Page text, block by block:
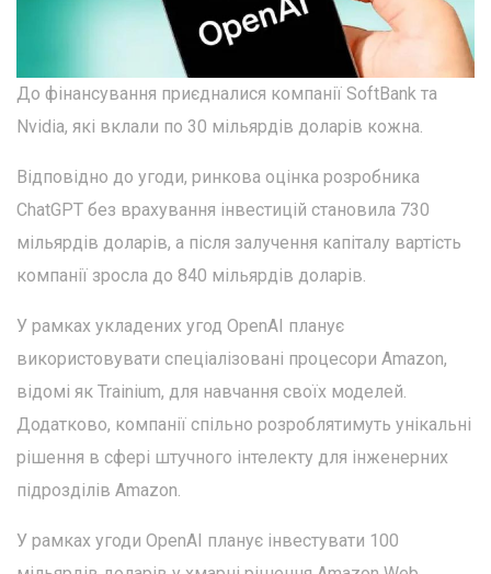
До фінансування приєдналися компанії SoftBank та
Nvidia, які вклали по 30 мільярдів доларів кожна.
Відповідно до угоди, ринкова оцінка розробника
ChatGPT без врахування інвестицій становила 730
мільярдів доларів, а після залучення капіталу вартість
компанії зросла до 840 мільярдів доларів.
У рамках укладених угод OpenAI планує
використовувати спеціалізовані процесори Amazon,
відомі як Trainium, для навчання своїх моделей.
Додатково, компанії спільно розроблятимуть унікальні
рішення в сфері штучного інтелекту для інженерних
підрозділів Amazon.
У рамках угоди OpenAI планує інвестувати 100